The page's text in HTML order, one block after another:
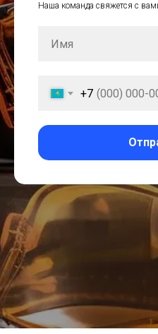
Наша команда свяжется с
+7